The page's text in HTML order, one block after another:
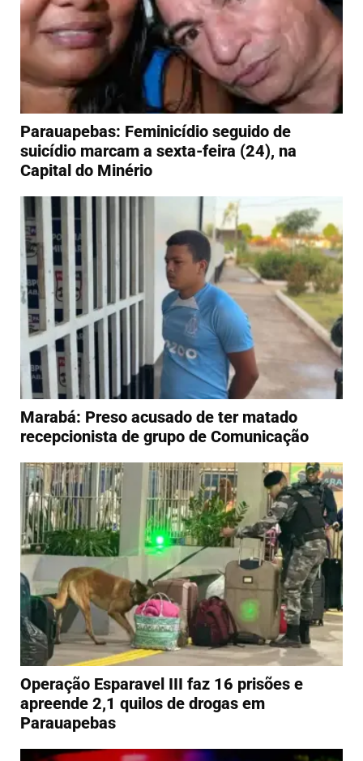
Parauapebas: Feminicídio seguido de
suicídio marcam a sexta-feira (24), na
Capital do Minério
Marabá: Preso acusado de ter matado
recepcionista de grupo de Comunicação
Operação Esparavel III faz 16 prisões e
apreende 2,1 quilos de drogas em
Parauapebas